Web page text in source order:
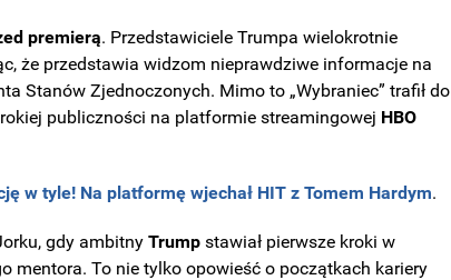
premierą. Przedstawiciele Trumpa wielokrotnie
że przedstawia widzom nieprawdziwe informacje na
Stanów Zjednoczonych. Mimo to „Wybraniec” trafił do
publiczności na platformie streamingowej HBO
w tyle! Na platformę wjechał HIT z Tomem Hardym.
gdy ambitnyTrump stawiał pierwsze kroki w
mentora. To nie tylko opowieść o początkach kariery